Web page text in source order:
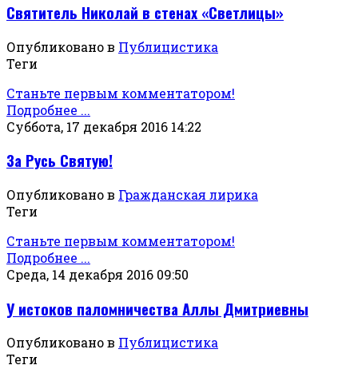
Святитель Николай в стенах «Светлицы»
Опубликовано в Публицистика
Теги
Станьте первым комментатором!
Подробнее ...
Суббота, 17 декабря 2016 14:22
За Русь Святую!
Опубликовано в Гражданская лирика
Теги
Станьте первым комментатором!
Подробнее ...
Среда, 14 декабря 2016 09:50
У истоков паломничества Аллы Дмитриевны
Опубликовано в Публицистика
Теги